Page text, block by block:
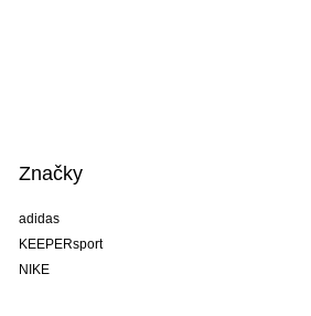
Značky
adidas
KEEPERsport
NIKE